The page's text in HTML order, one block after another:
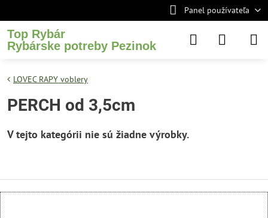
Panel používateľa
Top Rybár
Rybárske potreby Pezinok
LOVEC RAPY voblery
PERCH od 3,5cm